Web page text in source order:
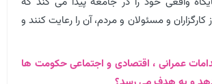
کارگزاران و مسئولان و مردم، آن را رعایت کنند و
عمرانی ، اقتصادی و اجتماعی حکومت ها